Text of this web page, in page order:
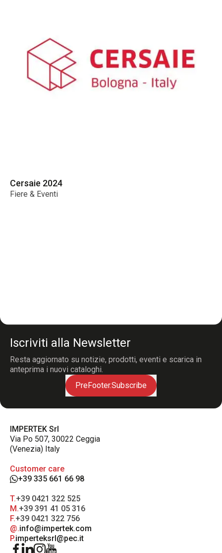
Cersaie 2024
Fiere & Eventi
Iscriviti alla Newsletter
Resta aggiornato su notizie, prodotti, eventi e scarica in
anteprima i nuovi cataloghi.
PreFooter.Subscribe
IMPERTEK Srl
Via Po 507, 30022 Ceggia
(Venezia) Italy
Customer care
+39 335 661 66 98
T.+39 0421 322 525
M.+39 391 41 05 316
F.+39 0421 322 756
@.info@impertek.com
P.imperteksrl@pec.it